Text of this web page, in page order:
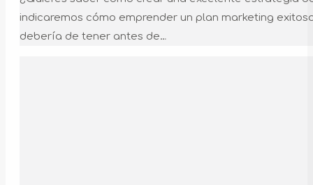
indicaremos cómo emprender un plan marketing
debería de tener antes de…